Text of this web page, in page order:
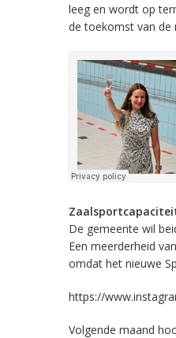
leeg en wordt op
de toekomst van de
De gemeente wil
Een meerderheid
omdat het nieuwe
https://
Volgende maand